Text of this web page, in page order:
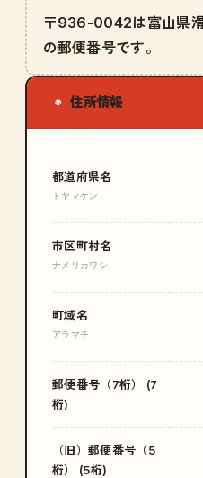
〒936-0042は富山県滑
の郵便番号です。
◉ 住所情報
都道府県名
トヤマケン
市区町村名
ナメリカワシ
町域名
アラマチ
郵便番号（7桁） (7
桁)
（旧）郵便番号（5
桁） (5桁)